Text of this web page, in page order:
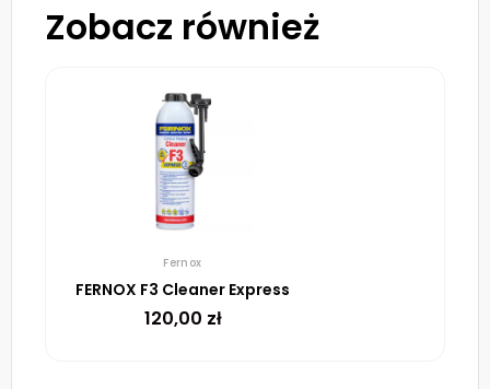
Zobacz również
Fernox
FERNOX F3 Cleaner Express
120,00 zł